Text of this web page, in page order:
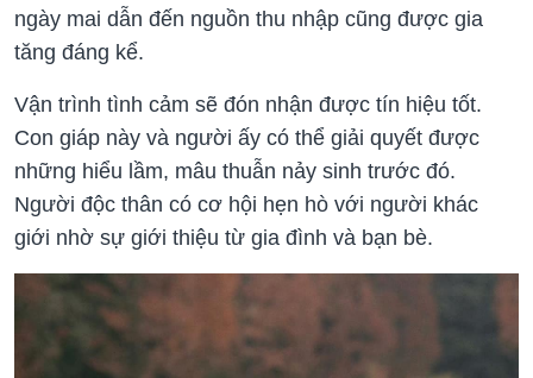
ngày mai dẫn đến nguồn thu nhập cũng được gia
tăng đáng kể.
Vận trình tình cảm sẽ đón nhận được tín hiệu tốt.
Con giáp này và người ấy có thể giải quyết được
những hiểu lầm, mâu thuẫn nảy sinh trước đó.
Người độc thân có cơ hội hẹn hò với người khác
giới nhờ sự giới thiệu từ gia đình và bạn bè.